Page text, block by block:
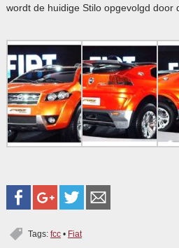
wordt de huidige Stilo opgevolgd door
Tags: fcc• Fiat